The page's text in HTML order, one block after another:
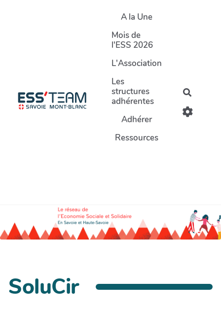
A la Une
Mois de
l'ESS 2026
L'Association
Les
structures
adhérentes
Adhérer
Ressources
SoluCir